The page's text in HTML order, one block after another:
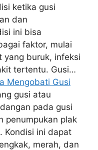
ketika gusi
dan
ini bisa
faktor, mulai
yang buruk, infeksi
tertentu. Gusi…
Mengobati Gusi
gusi atau
pada gusi
penumpukan plak
Kondisi ini dapat
merah, dan